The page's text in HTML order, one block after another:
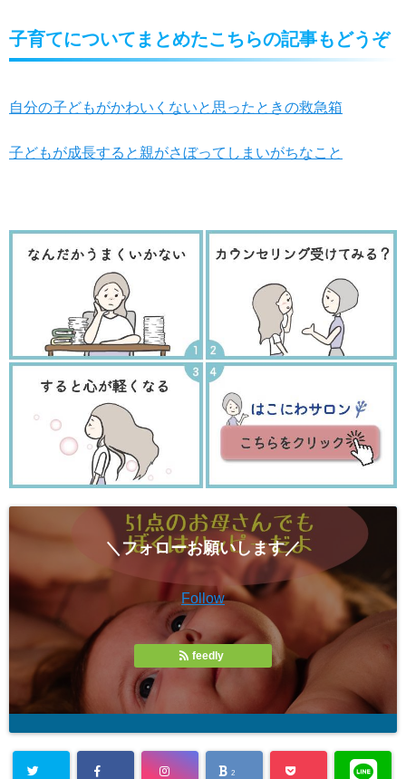
子育てについてまとめたこちらの記事もどうぞ
自分の子どもがかわいくないと思ったときの救急箱
子どもが成長すると親がさぼってしまいがちなこと
＼フォローお願いします／
Follow
feedly
2